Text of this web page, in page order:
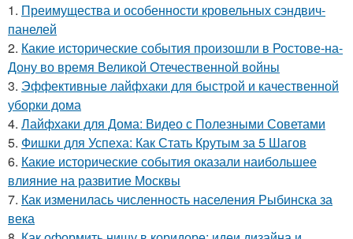
1. Преимущества и особенности кровельных сэндвич-
панелей
2. Какие исторические события произошли в Ростове-на-
Дону во время Великой Отечественной войны
3. Эффективные лайфхаки для быстрой и качественной
уборки дома
4. Лайфхаки для Дома: Видео с Полезными Советами
5. Фишки для Успеха: Как Стать Крутым за 5 Шагов
6. Какие исторические события оказали наибольшее
влияние на развитие Москвы
7. Как изменилась численность населения Рыбинска за
века